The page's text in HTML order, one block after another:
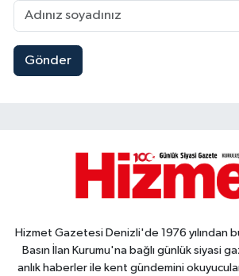
Gönder
Hizmet Gazetesi Denizli'de 1976 yılından
Basın İlan Kurumu'na bağlı günlük siyasi
anlık haberler ile kent gündemini